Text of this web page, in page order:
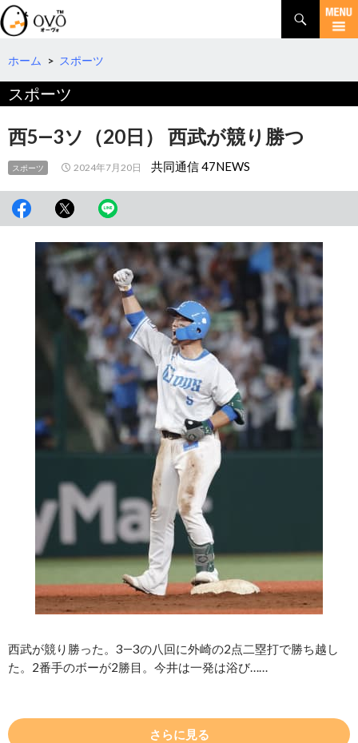
検
索
コ
テ
へ
移
動
ホーム > スポーツ
スポーツ
西5―3ソ（20日） 西武が競り勝つ
スポーツ 2024年7月20日 共同通信 47NEWS
西武が競り勝った。3―3の八回に外崎の2点二塁打で勝ち越し
た。2番手のボーが2勝目。今井は一発は浴び……
さらに見る